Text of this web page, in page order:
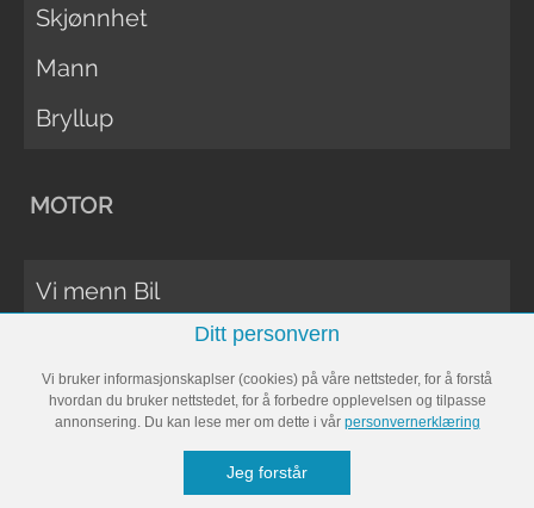
Skjønnhet
Mann
Bryllup
MOTOR
Vi menn Bil
Vi Menn Båt
Ditt personvern
Vi bruker informasjonskaplser (cookies) på våre nettsteder, for å forstå
hvordan du bruker nettstedet, for å forbedre opplevelsen og tilpasse
annonsering. Du kan lese mer om dette i vår personvernerklæring
Jeg forstår